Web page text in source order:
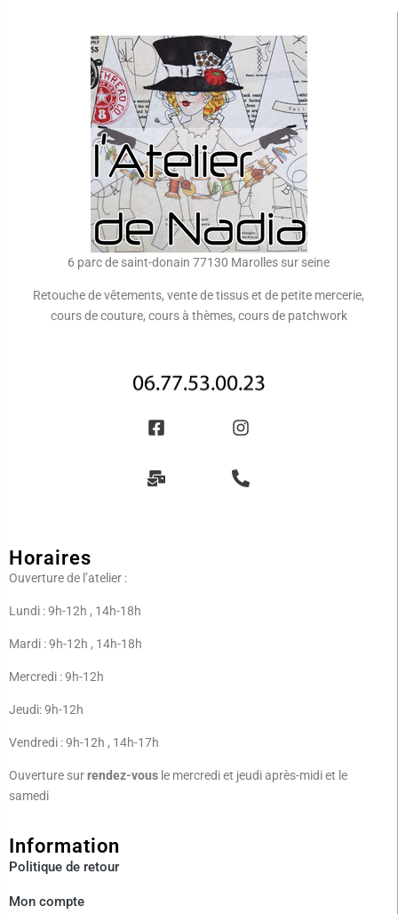
6 parc de saint-donain 77130 Marolles sur seine
Retouche de vêtements, vente de tissus et de petite mercerie,
cours de couture, cours à thèmes, cours de patchwork
Horaires
Ouverture de l’atelier :
Lundi : 9h-12h , 14h-18h
Mardi : 9h-12h , 14h-18h
Mercredi : 9h-12h
Jeudi: 9h-12h
Vendredi : 9h-12h , 14h-17h
Ouverture surrendez-vous le mercredi et jeudi après-midi et le
samedi
Information
Politique de retour
Mon compte